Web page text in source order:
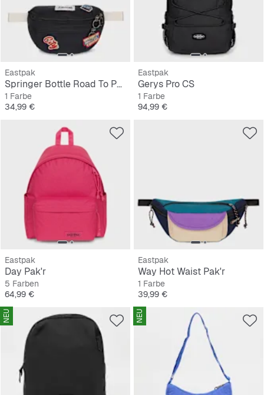
Eastpak
Springer Bottle Road To Patches
1 Farbe
Preis
34,99 €
Eastpak
Gerys Pro CS
1 Farbe
Preis
94,99 €
Eastpak
Day Pak'r
5 Farben
Preis
64,99 €
Eastpak
Way Hot Waist Pak'r
1 Farbe
Preis
39,99 €
NEU NEU